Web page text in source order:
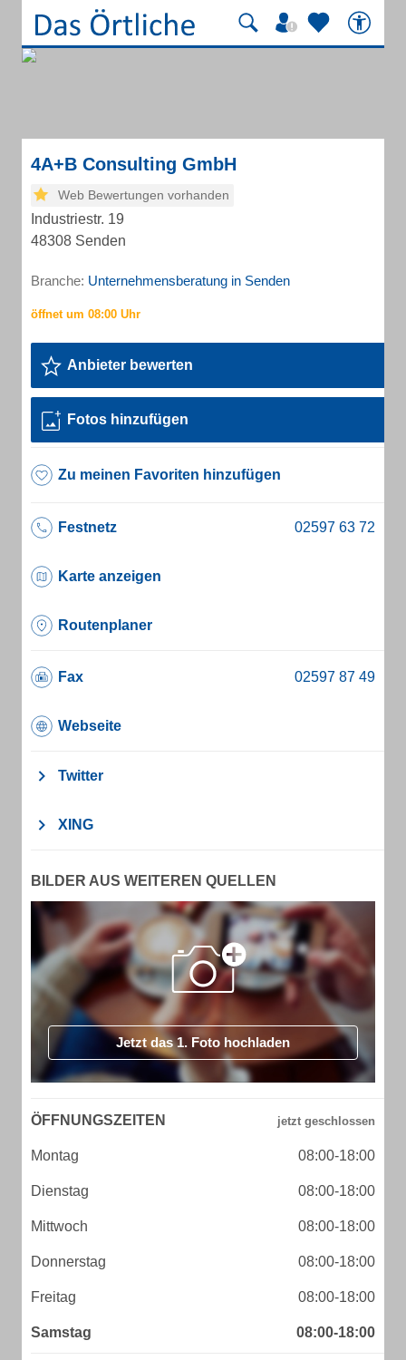
4A+B Consulting GmbH
Web Bewertungen vorhanden
Industriestr. 19
48308 Senden
Branche: Unternehmensberatung in Senden
Anbieter bewerten
Fotos hinzufügen
Zu meinen Favoriten hinzufügen
Festnetz
Karte anzeigen
Routenplaner
Fax
Webseite
Twitter
XING
BILDER AUS WEITEREN QUELLEN
Jetzt das 1. Foto hochladen
ÖFFNUNGSZEITEN
Montag 08:00-18:00
Dienstag 08:00-18:00
Mittwoch 08:00-18:00
Donnerstag 08:00-18:00
Freitag 08:00-18:00
Samstag 08:00-18:00